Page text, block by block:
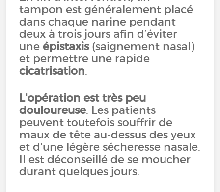
tampon est généralement placé
dans chaque narine pendant
deux à trois jours afin d’éviter
uneépistaxis(saignement nasal)
et permettre une rapide
cicatrisation.
L'opération est très peu
douloureuse. Les patients
peuvent toutefois souffrir de
maux de tête au-dessus des yeux
et d'une légère sécheresse nasale.
Il est déconseillé de se moucher
durant quelques jours.